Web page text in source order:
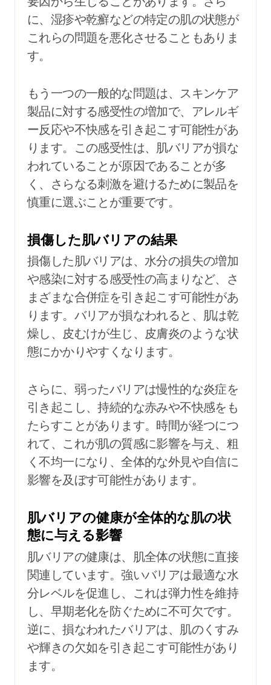
に、湿疹や乾癬などの特定の肌の状態が
これらの問題を悪化させることもありま
す。
もう一つの一般的な問題は、スキンケア
製品に対する感受性の増加で、アレルギ
ー反応や不快感を引き起こす可能性があ
ります。この感受性は、肌バリアが損な
われていることが原因であることが多
く、さらなる刺激を避けるために製品を
慎重に選ぶことが重要です。
損傷した肌バリアの結果
損傷した肌バリアは、水分の損失の増加
や感染に対する感受性の高まりなど、さ
まざまな合併症を引き起こす可能性があ
ります。バリアが損なわれると、肌は乾
燥し、皮むけが生じ、皮膚炎のような状
態にかかりやすくなります。
さらに、弱ったバリアは慢性的な炎症を
引き起こし、持続的な赤みや不快感をも
たらすことがあります。時間が経つにつ
れて、これが肌の質感に影響を与え、粗
く不均一になり、全体的な外見や自信に
影響を及ぼす可能性があります。
肌バリアの健康が全体的な肌の状
態に与える影響
肌バリアの健康は、肌全体の状態に直接
関連しています。強いバリアは最適な水
分レベルを促進し、これは弾力性を維持
し、早期老化を防ぐために不可欠です。
逆に、損なわれたバリアは、肌のくすみ
や輝きの欠如を引き起こす可能性があり
ます。